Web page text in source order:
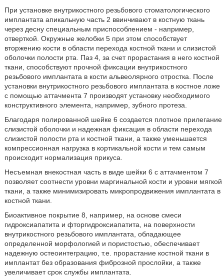
При установке внутрикостного резьбового стоматологического
имплантата апикальную часть 2 ввинчивают в костную ткань
через десну специальным приспособлением - например,
отверткой. Окружные желобки 5 при этом способствует
вторжению кости в области перехода костной ткани и слизистой
оболочки полости рта. Паз 4, за счет прорастания в него костной
ткани, способствуют прочной фиксации внутрикостного
резьбового имплантата в кости альвеолярного отростка. После
установки внутрикостного резьбового имплантата в костное ложе
с помощью аттачмента 7 производят установку необходимого
конструктивного элемента, например, зубного протеза.
Благодаря полированной шейке 6 создается плотное прилегание
слизистой оболочки и надежная фиксация в области перехода
слизистой полости рта и костной ткани, а также уменьшается
компрессионная нагрузка в кортикальной кости и тем самым
происходит нормализация прикуса.
Несъемная внекостная часть в виде шейки 6 с аттачментом 7
позволяет соотнести уровни маргинальной кости и уровни мягкой
ткани, а также минимизировать микропродвижения имплантата в
костной ткани.
Биоактивное покрытие 8, например, на основе смеси
гидроксиапатита и фторгидроксиапатита, на поверхности
внутрикостного резьбового имплантата, обладающее
определенной морфологией и пористостью, обеспечивает
надежную остеоинтеграцию, т.е. прорастание костной ткани в
имплантат без образования фиброзной прослойки, а также
увеличивает срок службы имплантата.